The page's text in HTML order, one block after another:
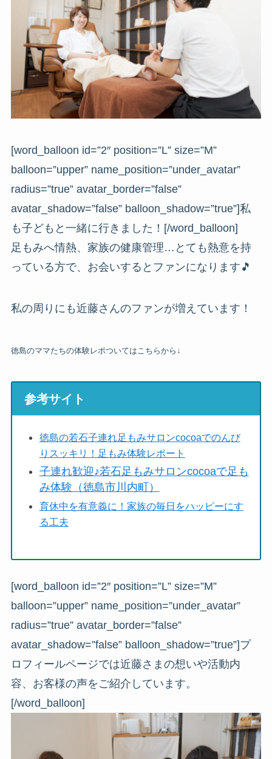
[word_balloon id=”2″ position=”L” size=”M”
balloon=”upper” name_position=”under_avatar”
radius=”true” avatar_border=”false”
avatar_shadow=”false” balloon_shadow=”true”]私
も子どもと一緒に行きました！[/word_balloon]
足もみへ情熱、家族の健康管理…とても熱意を持
っている方で、お会いするとファンになります🎵
私の周りにも近藤さんのファンが増えています！
徳島のママたちの体験レポついてはこちらから↓
参考サイト
徳島の若石子連れ足もみサロンcocoaでのんび
りスッキリ！足もみ体験レポート
子連れ歓迎♪若石足もみサロンcocoaで足も
み体験（徳島市川内町）
育休中を有意義に！家族の毎日をハッピーにす
る工夫
[word_balloon id=”2″ position=”L” size=”M”
balloon=”upper” name_position=”under_avatar”
radius=”true” avatar_border=”false”
avatar_shadow=”false” balloon_shadow=”true”]プ
ロフィールページでは近藤さまの想いや活動内
容、お客様の声をご紹介しています。
[/word_balloon]